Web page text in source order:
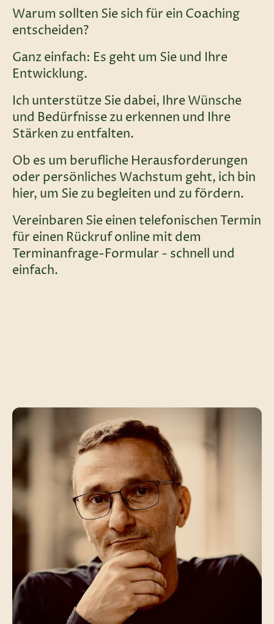
Warum sollten Sie sich für ein Coaching
entscheiden?
Ganz einfach: Es geht um Sie und Ihre
Entwicklung.
Ich unterstütze Sie dabei, Ihre Wünsche
und Bedürfnisse zu erkennen und Ihre
Stärken zu entfalten.
Ob es um berufliche Herausforderungen
oder persönliches Wachstum geht, ich bin
hier, um Sie zu begleiten und zu fördern.
Vereinbaren Sie einen telefonischen Termin
für einen Rückruf online mit dem
Terminanfrage-Formular - schnell und
einfach.